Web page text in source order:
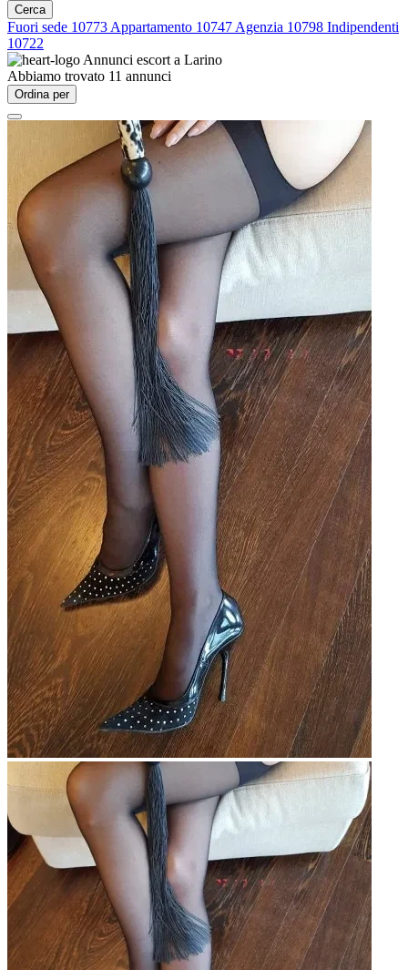
Cerca
Fuori sede 10773 Appartamento 10747 Agenzia 10798 Indipendenti
10722
Annunci escort a Larino
Abbiamo trovato 11 annunci
Ordina per